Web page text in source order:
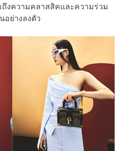
งความคลาสสิคและความร่วม
อย่างลงตัว